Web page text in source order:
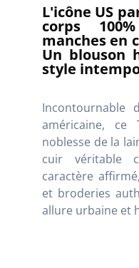
L'icône US
corps
manches en
Un blouson
style
Incontournable
américaine, ce
noblesse de la
cuir véritable
caractère
et broderies
allure urbaine et